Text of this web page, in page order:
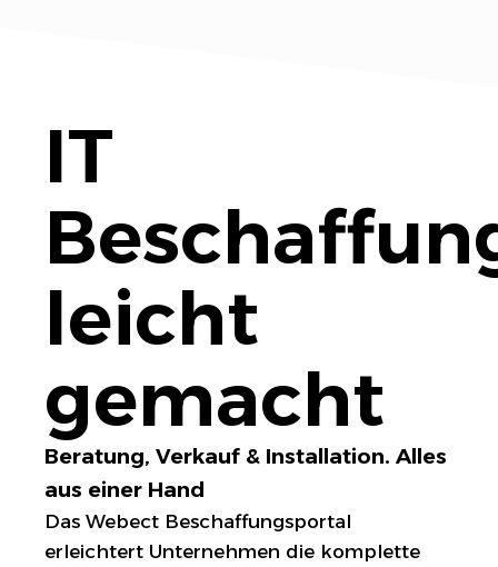
IT
leicht
gemacht
Beratung, Verkauf & Installation. Alles
aus einer Hand
Das Webect Beschaffungsportal
erleichtert Unternehmen die komplette